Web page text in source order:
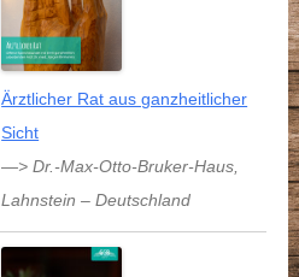
Ärztlicher Rat aus ganzheitlicher
Sicht
—> Dr.-Max-Otto-Bruker-Haus,
Lahnstein –Deutschland